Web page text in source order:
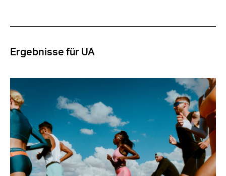
Ergebnisse für UA